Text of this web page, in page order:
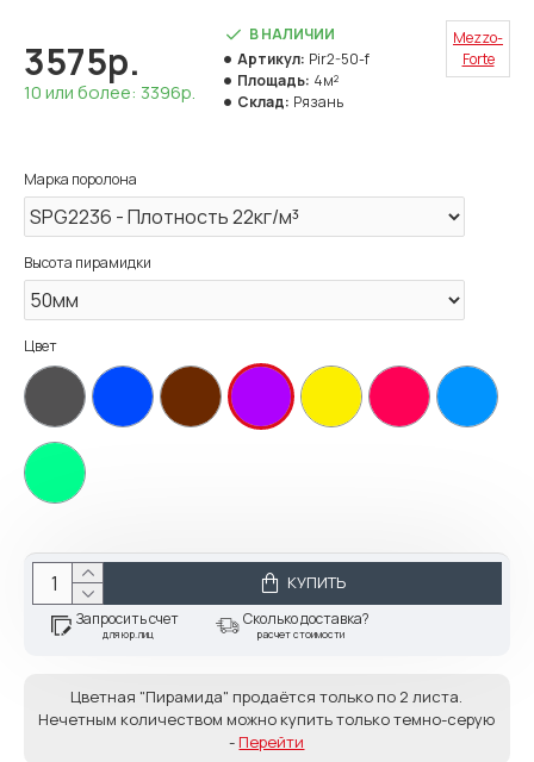
3575р.
10 или более: 3396р.
В НАЛИЧИИ
Артикул: Pir2-50-f
Площадь: 4м²
Склад: Рязань
Mezzo-
Forte
Марка поролона
Высота пирамидки
Цвет
КУПИТЬ
Запросить счет
для юр.лиц
Сколько доставка?
расчет стоимости
Цветная "Пирамида" продаётся только по 2 листа.
Нечетным количеством можно купить только темно-серую
- Перейти